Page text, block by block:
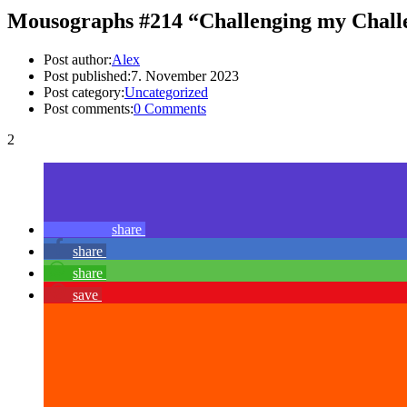
Mousographs #214 “Challenging my
Post author:Alex
Post published:7. November 2023
Post category:Uncategorized
Post comments:0 Comments
2
share
share
share
save